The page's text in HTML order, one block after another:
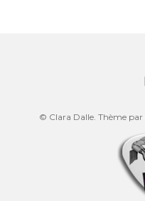
© Clara Dalle. Thème par